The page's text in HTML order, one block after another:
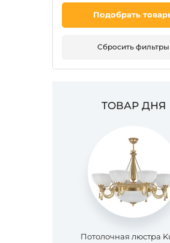
Подобрать
Сбросить фильтры
ТОВАР ДНЯ
Потолочная люстра